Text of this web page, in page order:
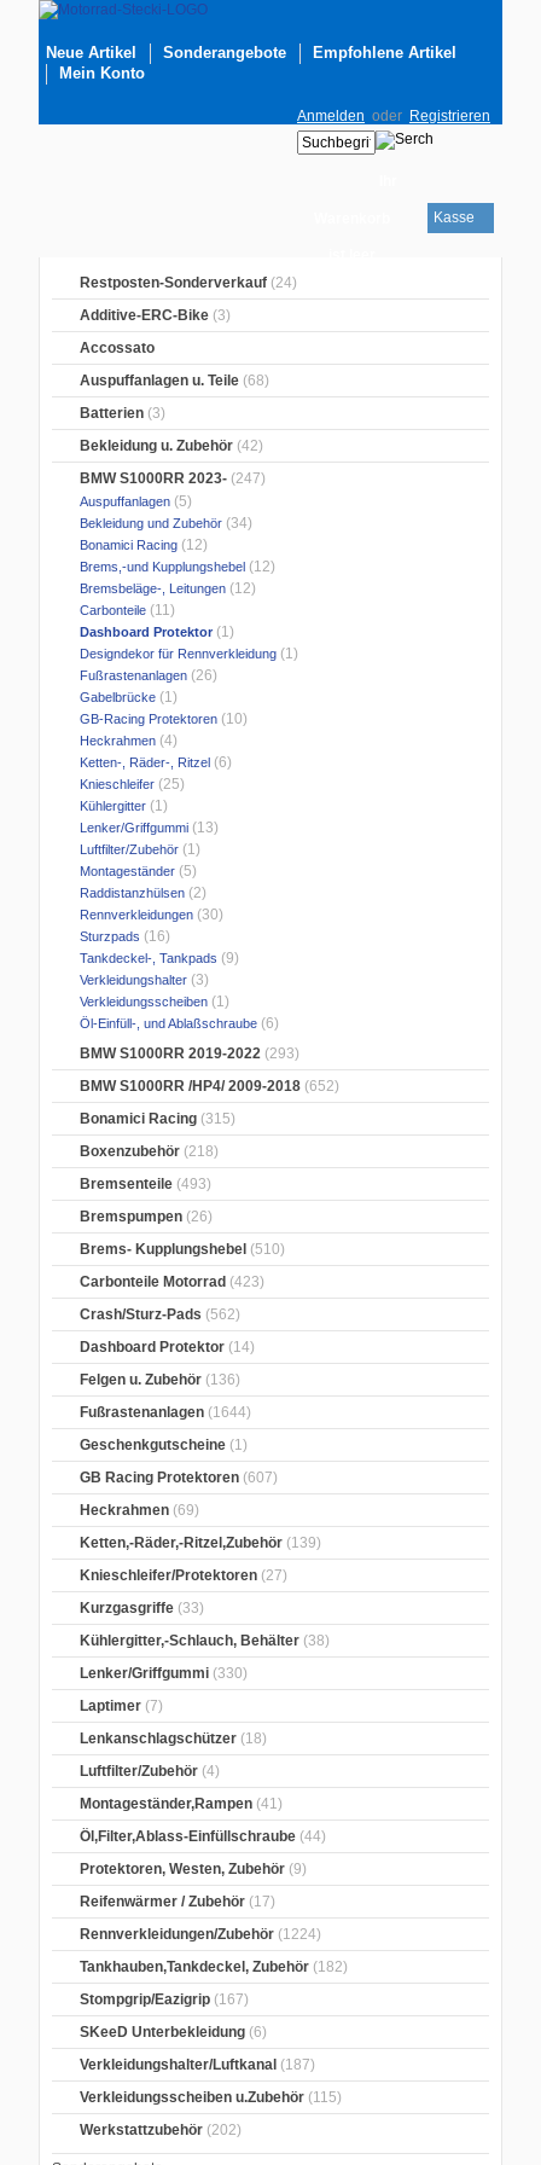
Neue Artikel Sonderangebote
Empfohlene Artikel
Mein Konto
Anmelden oder Registrieren
Kasse
Restposten-Sonderverkauf (24)
Additive-ERC-Bike (3)
Accossato
Auspuffanlagen u. Teile (68)
Batterien (3)
Bekleidung u. Zubehör (42)
BMW S1000RR 2023- (247)
Auspuffanlagen (5)
Bekleidung und Zubehör (34)
Bonamici Racing (12)
Brems,-und Kupplungshebel (12)
Bremsbeläge-, Leitungen (12)
Carbonteile (11)
Dashboard Protektor (1)
Designdekor für Rennverkleidung (1)
Fußrastenanlagen (26)
Gabelbrücke (1)
GB-Racing Protektoren (10)
Heckrahmen (4)
Ketten-, Räder-, Ritzel (6)
Knieschleifer (25)
Kühlergitter (1)
Lenker/Griffgummi (13)
Luftfilter/Zubehör (1)
Montageständer (5)
Raddistanzhülsen (2)
Rennverkleidungen (30)
Sturzpads (16)
Tankdeckel-, Tankpads (9)
Verkleidungshalter (3)
Verkleidungsscheiben (1)
Öl-Einfüll-, und Ablaßschraube (6)
BMW S1000RR 2019-2022 (293)
BMW S1000RR /HP4/ 2009-2018 (652)
Bonamici Racing (315)
Boxenzubehör (218)
Bremsenteile (493)
Bremspumpen (26)
Brems- Kupplungshebel (510)
Carbonteile Motorrad (423)
Crash/Sturz-Pads (562)
Dashboard Protektor (14)
Felgen u. Zubehör (136)
Fußrastenanlagen (1644)
Geschenkgutscheine (1)
GB Racing Protektoren (607)
Heckrahmen (69)
Ketten,-Räder,-Ritzel,Zubehör (139)
Knieschleifer/Protektoren (27)
Kurzgasgriffe (33)
Kühlergitter,-Schlauch, Behälter (38)
Lenker/Griffgummi (330)
Laptimer (7)
Lenkanschlagschützer (18)
Luftfilter/Zubehör (4)
Montageständer,Rampen (41)
Öl,Filter,Ablass-Einfüllschraube (44)
Protektoren, Westen, Zubehör (9)
Reifenwärmer / Zubehör (17)
Rennverkleidungen/Zubehör (1224)
Tankhauben,Tankdeckel, Zubehör (182)
Stompgrip/Eazigrip (167)
SKeeD Unterbekleidung (6)
Verkleidungshalter/Luftkanal (187)
Verkleidungsscheiben u.Zubehör (115)
Werkstattzubehör (202)